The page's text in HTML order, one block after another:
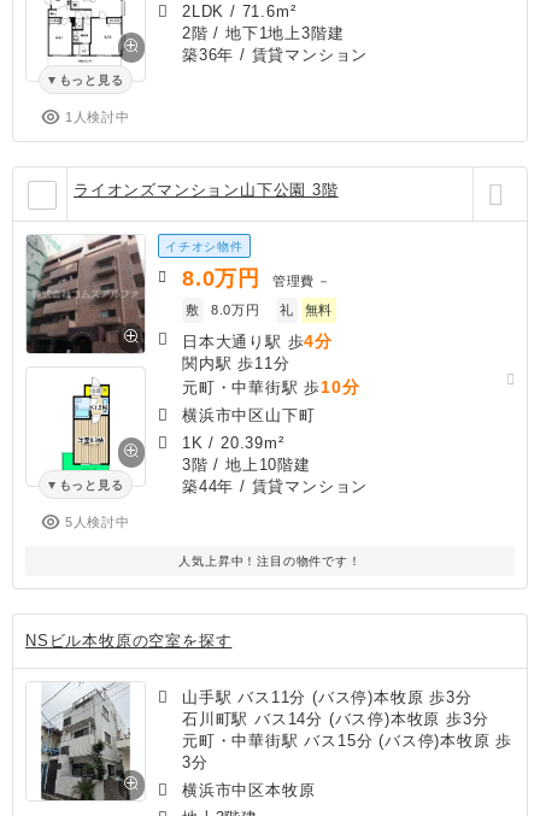
もっと見る
1人検討中
2LDK / 71.6m²
2階 / 地下1地上3階建
築36年 / 賃貸マンション
ライオンズマンション山下公園 3階
もっと見る
5人検討中
イチオシ物件
8.0万円 管理費 －
敷
8.0万円 礼 無料
日本大通り駅 歩4分
関内駅 歩11分
元町・中華街駅 歩10分
横浜市中区山下町
1K / 20.39m²
3階 / 地上10階建
築44年 / 賃貸マンション
人気上昇中！注目の物件です！
NSビル本牧原の空室を探す
山手駅 バス11分 (バス停)本牧原 歩3分
石川町駅 バス14分 (バス停)本牧原 歩3分
元町・中華街駅 バス15分 (バス停)本牧原 歩
3分
横浜市中区本牧原